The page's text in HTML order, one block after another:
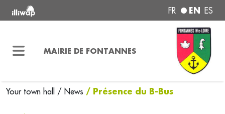
FR EN ES
MAIRIE DE FONTANNES
Your town hall / News / Présence du B-Bus